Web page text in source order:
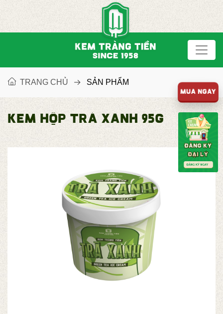
TRANG CHỦ SẢN PHẨM
KEM HỘP TRÀ XANH 95G
MUA NGAY